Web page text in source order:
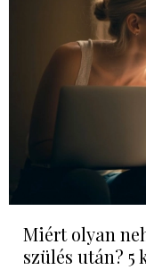
Miért olyan
szülés után? 5